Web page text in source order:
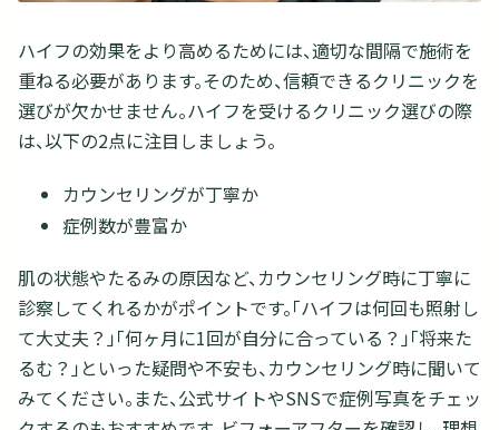
ハイフの効果をより高めるためには、適切な間隔で施術を
重ねる必要があります。そのため、信頼できるクリニックを
選びが欠かせません。ハイフを受けるクリニック選びの際
は、以下の2点に注目しましょう。
カウンセリングが丁寧か
症例数が豊富か
肌の状態やたるみの原因など、カウンセリング時に丁寧に
診察してくれるかがポイントです。「ハイフは何回も照射し
て大丈夫？」「何ヶ月に1回が自分に合っている？」「将来た
るむ？」といった疑問や不安も、カウンセリング時に聞いて
みてください。また、公式サイトやSNSで症例写真をチェッ